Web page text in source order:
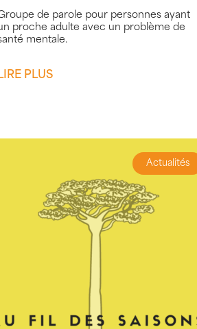
de parole pour personnes ayant
proche adulte avec un problème de
mentale.
LIRE PLUS
Actualités